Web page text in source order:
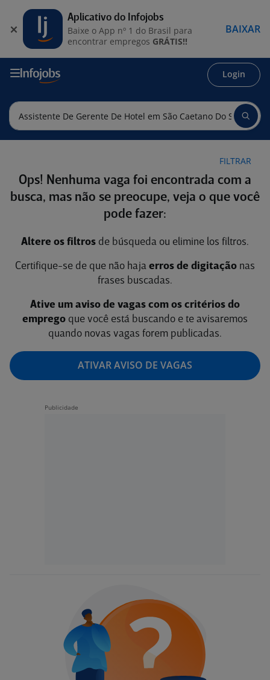
Login
FILTRAR
Ops! Nenhuma vaga foi encontrada com a
busca, mas não se preocupe, veja o que você
pode fazer:
Altere os filtros de búsqueda ou elimine los filtros.
Certifique-se de que não haja erros de digitação nas
frases buscadas.
Ative um aviso de vagas com os critérios do
emprego que você está buscando e te avisaremos
quando novas vagas forem publicadas.
ATIVAR AVISO DE VAGAS
Aplicativo do Infojobs
Baixe o App nº 1 do Brasil para
encontrar empregos GRÁTIS!!
BAIXAR